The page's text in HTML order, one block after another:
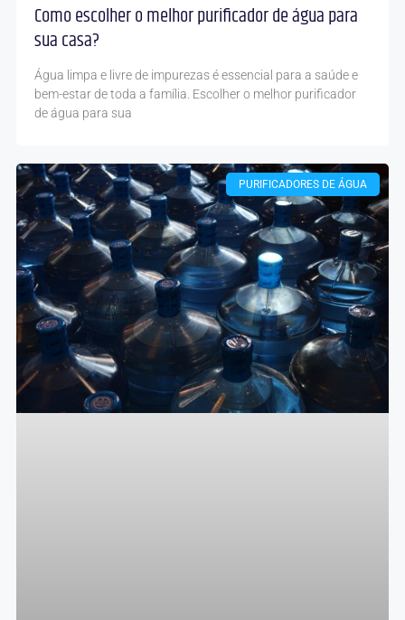
Como escolher o melhor purificador de água para
sua casa?
Água limpa e livre de impurezas é essencial para a saúde e
bem-estar de toda a família. Escolher o melhor purificador
de água para sua
PURIFICADORES DE ÁGUA